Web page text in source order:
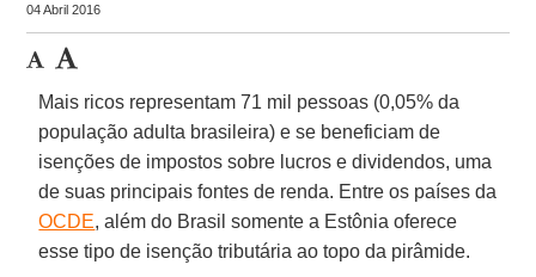
04 Abril 2016
Mais ricos representam 71 mil pessoas (0,05% da
população adulta brasileira) e se beneficiam de
isenções de impostos sobre lucros e dividendos, uma
de suas principais fontes de renda. Entre os países da
OCDE, além do Brasil somente a Estônia oferece
esse tipo de isenção tributária ao topo da pirâmide.